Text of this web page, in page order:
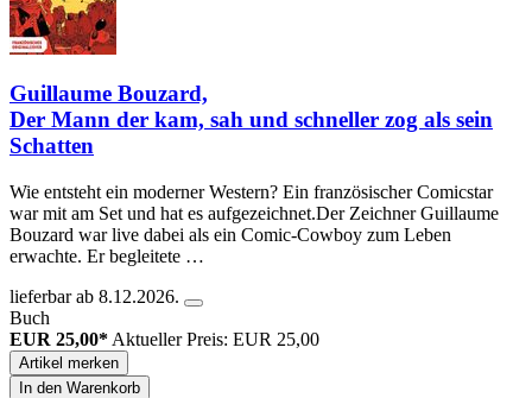
Guillaume Bouzard,
Der Mann der kam, sah und schneller zog als sein
Schatten
Wie entsteht ein moderner Western? Ein französischer Comicstar
war mit am Set und hat es aufgezeichnet.Der Zeichner Guillaume
Bouzard war live dabei als ein Comic-Cowboy zum Leben
erwachte. Er begleitete …
lieferbar ab 8.12.2026.
Buch
EUR 25,00* Aktueller Preis: EUR 25,00
Artikel merken
In den Warenkorb